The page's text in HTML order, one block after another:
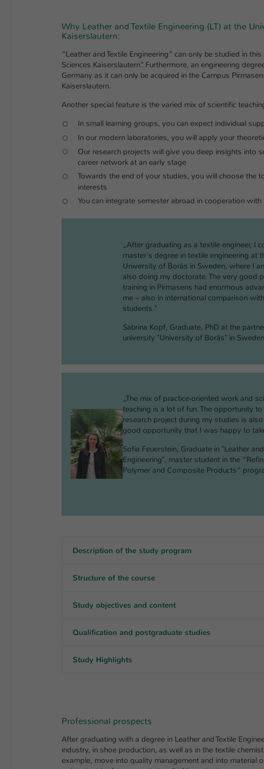
Why Leather and Textile Engineering (LT) at the
Kaiserslautern:
“Leather and Textile Engineering” can only be studied in
Sciences Kaiserslautern”. Furthermore, an engineering
Germany as it can only be acquired in the Campus
Kaiserslautern.
Another special feature is the varied mix of scientific
In small learning groups, you can expect individual
In our modern laboratories, you will apply your
Our research projects will give you deep insights into
career network at an early stage
Towards the end of your studies, you will choose the
interests
You can integrate semester abroad in cooperation
„After graduating as a textile engineer, I
master's degree in textile engineering at
University of Borås in Sweden, where I
also doing my doctorate. The very good
training in Pirmasens had enormous
me – also in international comparison
students."
Sabrina Kopf, Graduate, PhD at the
university "University of Borås" in Sweden
„The mix of practice-oriented work and
teaching is a lot of fun. The opportunity
research project during my studies is
good opportunity that I was happy to
Sofia Feuerstein, Graduate in "Leather
Engineering", master student in the
Polymer and Composite Products”
Description of the study program
Structure of the course
Study objectives and content
Qualification and postgraduate studies
Study Highlights
Professional prospects
After graduating with a degree in Leather and Textile
industry, in shoe production, as well as in the textile
example, move into quality management and into